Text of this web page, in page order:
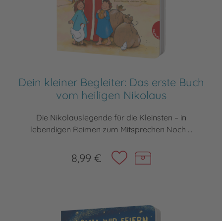
Dein kleiner Begleiter: Das erste Buch
vom heiligen Nikolaus
Die Nikolauslegende für die Kleinsten – in
lebendigen Reimen zum Mitsprechen Noch ...
8,99 €